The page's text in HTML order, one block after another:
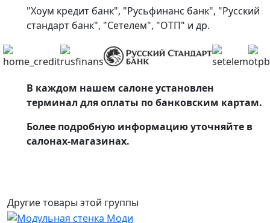
"Хоум кредит банк", "Русьфинанс банк", "Русский
стандарт банк", "Сетелем", "ОТП" и др.
В каждом нашем салоне установлен
терминал для оплаты по банковским картам.
Более подробную информацию уточняйте в
салонах-магазинах.
Другие товары этой группы